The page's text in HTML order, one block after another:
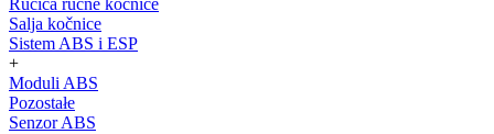
Ručica ručne kočnice
Salja kočnice
Sistem ABS i ESP
+
Moduli ABS
Pozostałe
Senzor ABS